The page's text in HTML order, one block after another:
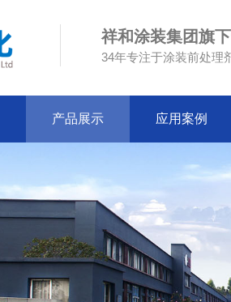
祥和涂装集团旗
34年专注于涂装前处理
产品展示 应用案例